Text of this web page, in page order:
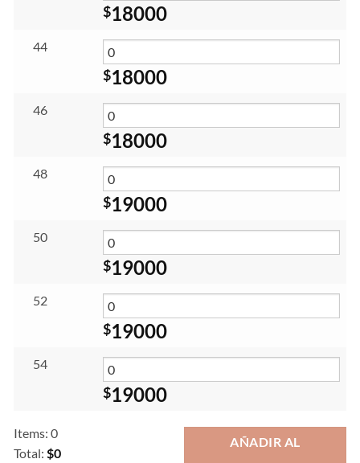
$18000
44
$18000
46
$18000
48
$19000
50
$19000
52
$19000
54
$19000
Items: 0
Total: $0
AÑADIR AL